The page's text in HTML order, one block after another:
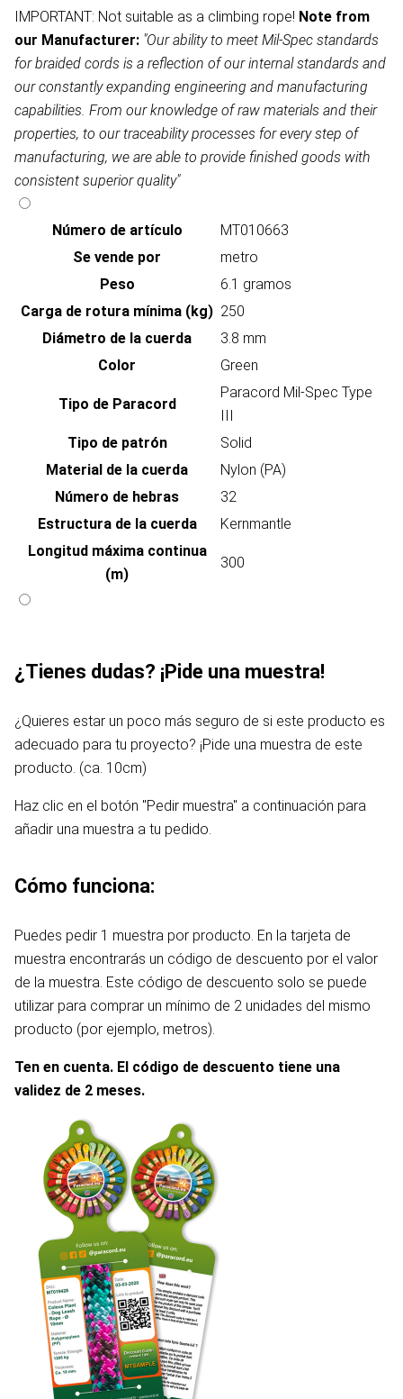
IMPORTANT: Not suitable as a climbing rope! Note from
our Manufacturer: "Our ability to meet Mil-Spec standards
for braided cords is a reflection of our internal standards and
our constantly expanding engineering and manufacturing
capabilities. From our knowledge of raw materials and their
properties, to our traceability processes for every step of
manufacturing, we are able to provide finished goods with
consistent superior quality"
Número de artículo
MT010663
Se vende por
metro
Peso
6.1 gramos
Carga de rotura mínima (kg) 250
Diámetro de la cuerda
3.8 mm
Color
Green
Tipo de Paracord
Paracord Mil-Spec Type
III
Tipo de patrón
Solid
Material de la cuerda
Nylon (PA)
Número de hebras
32
Estructura de la cuerda
Kernmantle
Longitud máxima continua
(m)
300
¿Tienes dudas? ¡Pide una muestra!
¿Quieres estar un poco más seguro de si este producto es
adecuado para tu proyecto? ¡Pide una muestra de este
producto. (ca. 10cm)
Haz clic en el botón "Pedir muestra" a continuación para
añadir una muestra a tu pedido.
Cómo funciona:
Puedes pedir 1 muestra por producto. En la tarjeta de
muestra encontrarás un código de descuento por el valor
de la muestra. Este código de descuento solo se puede
utilizar para comprar un mínimo de 2 unidades del mismo
producto (por ejemplo, metros).
Ten en cuenta. El código de descuento tiene una
validez de 2 meses.